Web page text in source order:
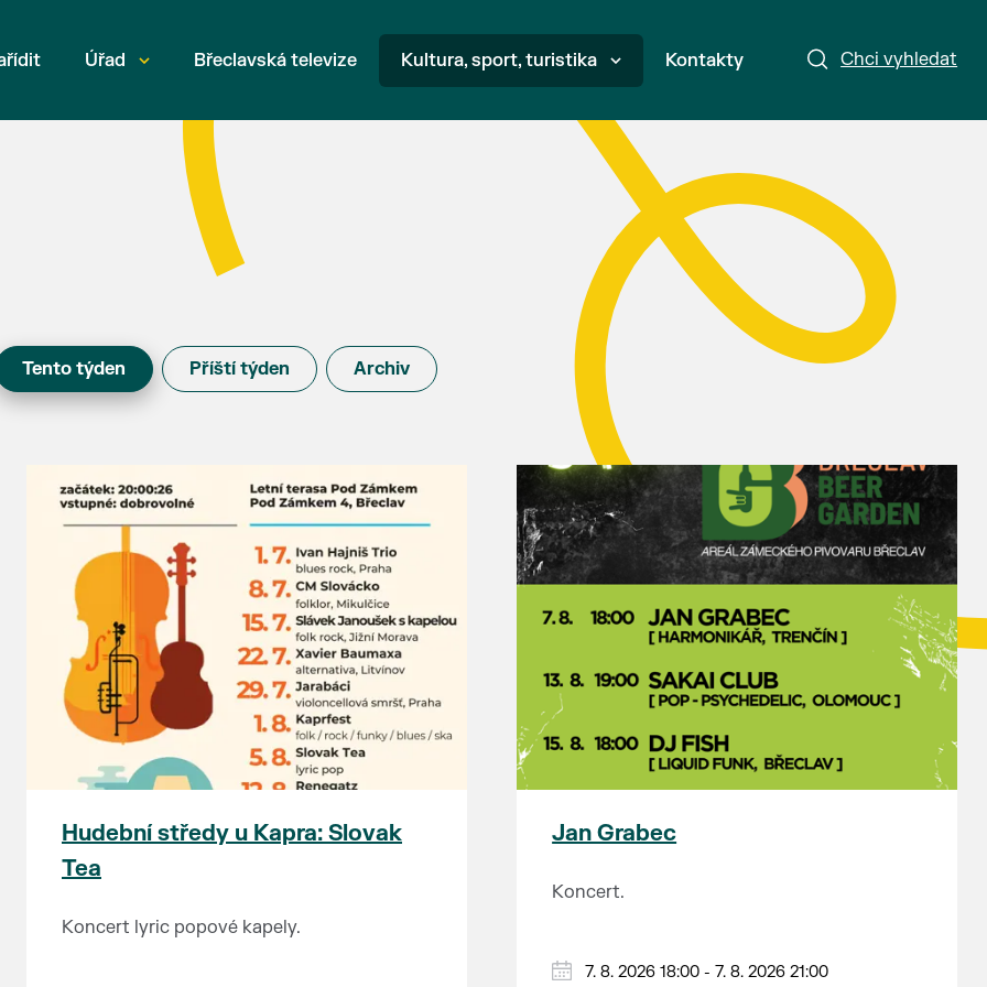
Chci vyhledat
Úřad Břeclavská televize Kultura, sport, turistika Kontakty
Tento týden Příští týden Archiv
Hudební středy u Kapra: Slovak
Tea
Koncert lyric popové kapely.
Jan Grabec
Koncert.
7. 8. 2026 18:00 - 7. 8. 2026 21:00